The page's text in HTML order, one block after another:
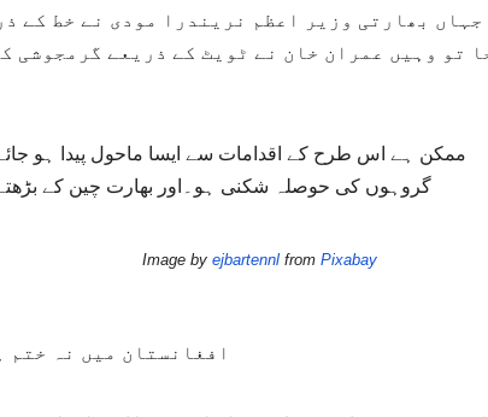
جہاں بھارتی وزیر اعظم نریندرا مودی نے خط کے
تو وہیں عمران خان نے ٹویٹ کے ذریعے گرمجوشی
ممکن ہے اس طرح کے اقدامات سے ایسا ماحول پیدا ہو
گروہوں کی حوصلہ شکنی ہو۔اور بھارت چین کے
Image by ejbartennlfrom Pixabay
افغانستان میں نہ ختم